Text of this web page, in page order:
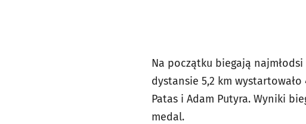
Na początku biegają
dystansie 5,2 km
Patas i Adam Putyra. Wyniki
medal.